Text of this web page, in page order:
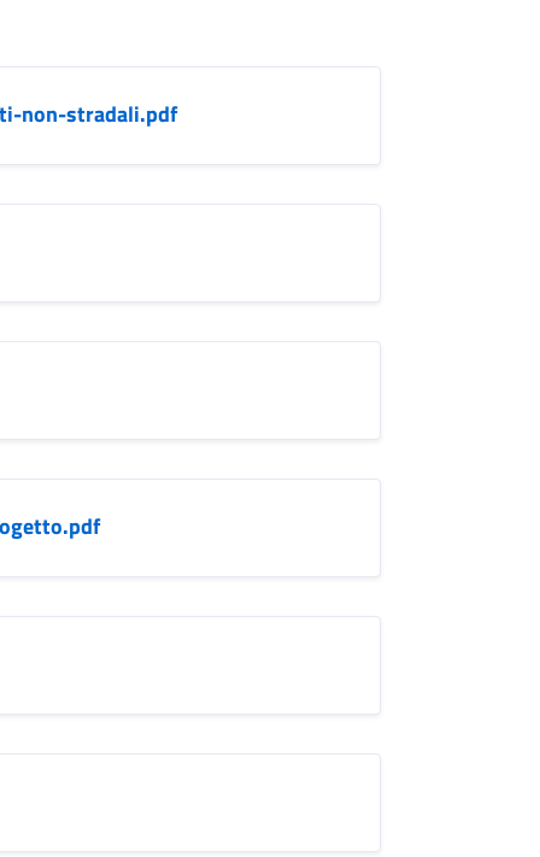
non-stradali.pdf